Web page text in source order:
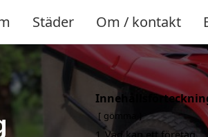
Städer Om / kontakt
gömma